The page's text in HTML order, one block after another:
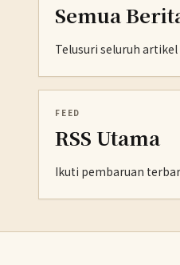
Semua
Telusuri seluruh
FEED
RSS Utama
Ikuti pembaruan